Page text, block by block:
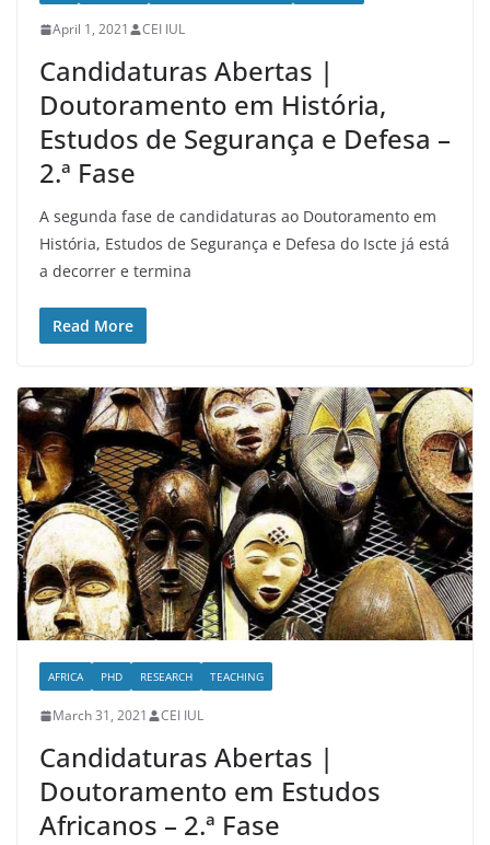
April 1, 2021 CEI IUL
Candidaturas Abertas |
Doutoramento em História,
Estudos de Segurança e Defesa –
2.ª Fase
A segunda fase de candidaturas ao Doutoramento em
História, Estudos de Segurança e Defesa do Iscte já está
a decorrer e termina
Read More
AFRICA PHD RESEARCH TEACHING
March 31, 2021 CEI IUL
Candidaturas Abertas |
Doutoramento em Estudos
Africanos – 2.ª Fase